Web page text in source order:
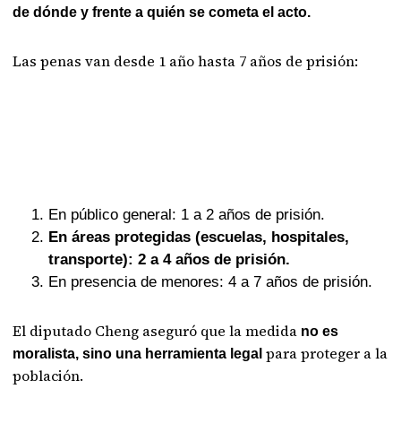
de dónde y frente a quién se cometa el acto.
Las penas van desde 1 año hasta 7 años de prisión:
En público general: 1 a 2 años de prisión.
En áreas protegidas (escuelas, hospitales,
transporte): 2 a 4 años de prisión.
En presencia de menores: 4 a 7 años de prisión.
El diputado Cheng aseguró que la medida no es
moralista, sino una herramienta legalpara proteger a la
población.